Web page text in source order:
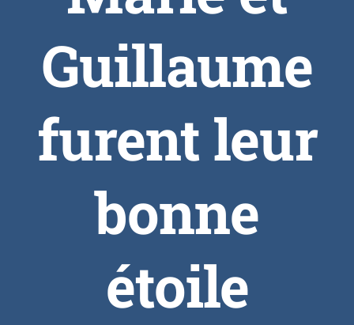
Guillaume
furent leur
bonne
étoile